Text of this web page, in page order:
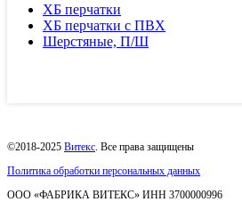
ХБ перчатки
ХБ перчатки с ПВХ
Шерстяные, П/Ш
©2018-2025 Витекс. Все права защищены
Политика обработки персональных данных
ОOO «ФАБРИКА ВИТЕКС» ИНН 3700000996